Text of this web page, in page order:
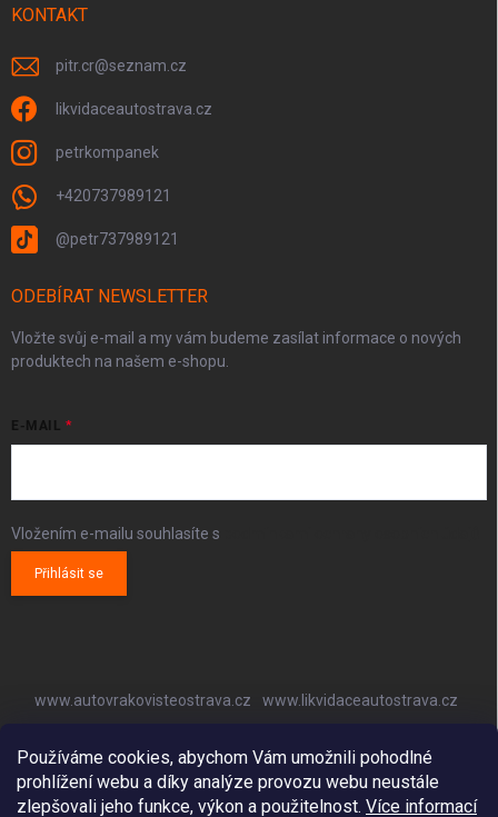
Používáme cookies, abychom Vám umožnili pohodlné
prohlížení webu a díky analýze provozu webu neustále
zlepšovali jeho funkce, výkon a použitelnost. Více informací
KONTAKT
pitr.cr@seznam.cz
likvidaceautostrava.cz
petrkompanek
+420737989121
@petr737989121
ODEBÍRAT NEWSLETTER
Vložte svůj e-mail a my vám budeme zasílat informace o nových
produktech na našem e-shopu.
E-MAIL
Vložením e-mailu souhlasíte s
Přihlásit se
www.autovrakovisteostrava.cz
www.likvidaceautostrava.cz